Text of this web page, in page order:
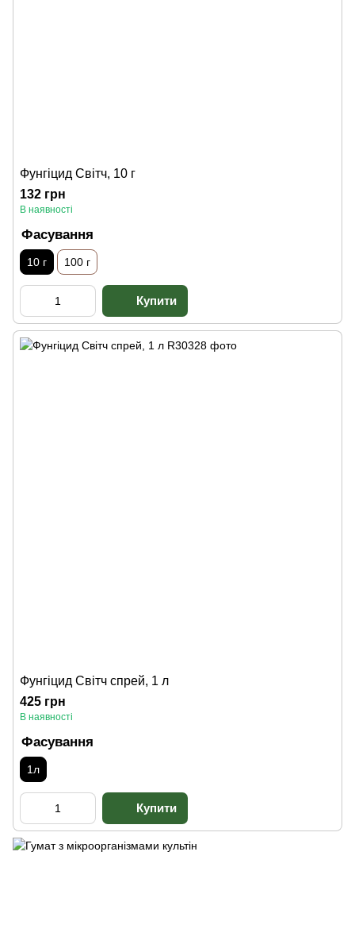
Фунгіцид Світч, 10 г
132 грн
В наявності
Фасування
10 г 100 г
Фунгіцид Світч спрей, 1 л
425 грн
В наявності
Фасування
1л